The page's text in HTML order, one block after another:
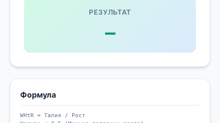
РЕЗУЛЬТАТ
—
Формула
WHtR = Талия / Рост